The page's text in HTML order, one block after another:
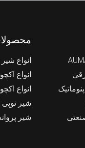
انواع
انواع
انواع
شیر توپی
شیر